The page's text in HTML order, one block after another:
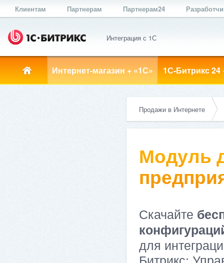
Клиентам Партнерам Партнерам24
Интеграция с 1С
Интернет-магазин + «1С» 1С-Битрикс 24
Продажи в Интернете
Модуль
Скачайте
для